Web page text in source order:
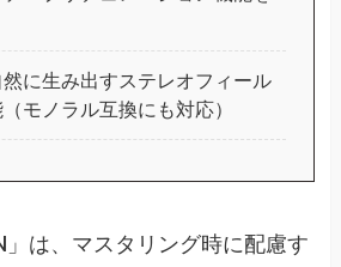
然に生み出すステレオフィール
モノラル互換にも対応）
」は、マスタリング時に配慮す